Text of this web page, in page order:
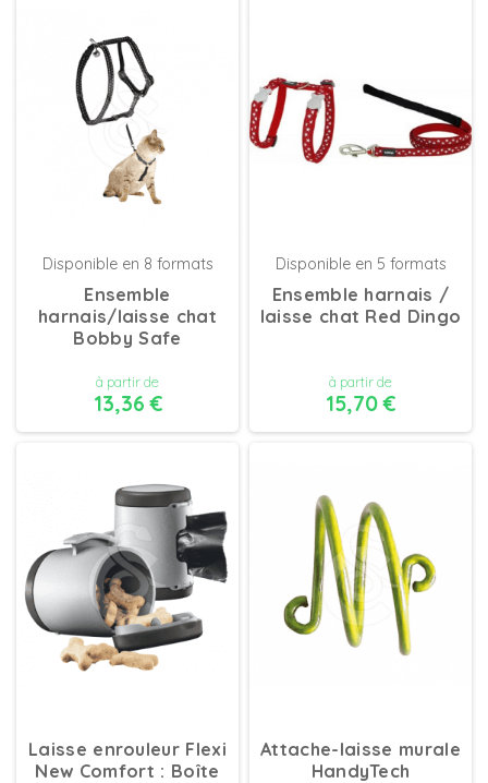
DÉTAILS
Disponible en 8 formats
Ensemble
harnais/laisse chat
Bobby Safe
à partir de
13,36 €
DÉTAILS
Disponible en 5 formats
Ensemble harnais /
laisse chat Red Dingo
à partir de
15,70 €
DÉTAILS
Laisse enrouleur Flexi
New Comfort : Boîte
Attache-laisse murale
HandyTech